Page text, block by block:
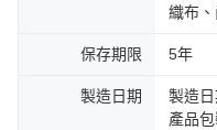
織布
保存期限 5年
製造日期
製造
產品